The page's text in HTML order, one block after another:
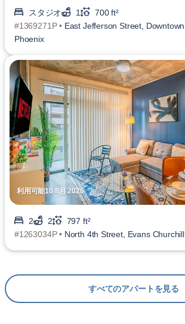
スタジオ 1
700 ft²
#1369271P • East Jefferson Street, Downtown
Phoenix
利用可能10 8月 2026
2 2
797 ft²
#1263034P • North 4th Street, Evans Churchill
すべてのアパートを見る